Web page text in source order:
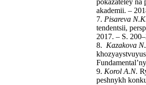
pokazateley na
akademii. –
7. Pisareva
tendentsii,
2017. – S.
8. Kazakova
9. Korol A.N.
peshnykh